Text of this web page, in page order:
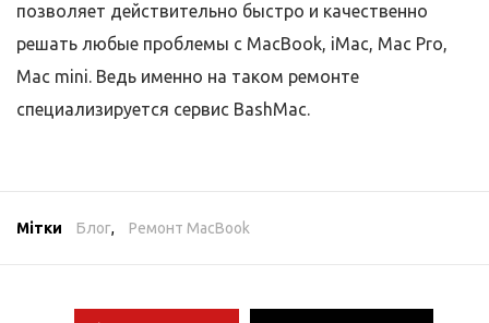
позволяет действительно быстро и качественно
решать любые проблемы с MacBook, iMac, Mac Pro,
Mac mini. Ведь именно на таком ремонте
специализируется сервис BashMac.
Мітки Блог, Ремонт MacBook